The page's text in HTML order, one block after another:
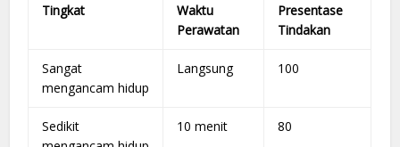
Tingkat
Waktu
Perawatan
Presentase
Tindakan
Sangat
mengancam hidup
Langsung 100
Sedikit
10 menit 80